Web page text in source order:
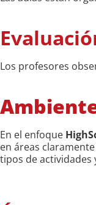
Los profesores
En el enfoque
en áreas
tipos de